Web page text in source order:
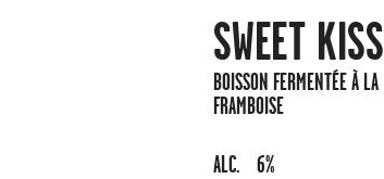
SWEET KISS
BOISSON FERMENTÉE À LA
FRAMBOISE
ALC.
6%